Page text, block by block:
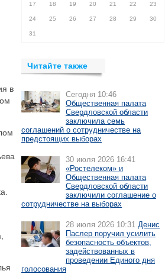
в
17 18 19 20 21 22 23
24 25 26 27 28 29 30
31
Читайте также
Сегодня 10:46
Общественная палата
Свердловской области
заключила семь
соглашений о сотрудничестве на
предстоящих выборах
30 июля 2026 16:41
«Ростелеком» и
Общественная палата
Свердловской области
заключили соглашение о
сотрудничестве на выборах
28 июля 2026 10:31 Денис
Паслер поручил усилить
безопасность объектов,
задействованных в
проведении Единого дня
голосования